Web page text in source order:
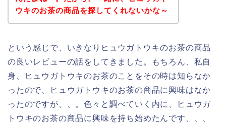
ウキのお茶の商品を探してくれないかな～
という感じで、いきなりヒュウガトウキのお茶の商品
の良いレビューの話をしてきました。もちろん、私自
身、ヒュウガトウキのお茶のことをその時は知らなか
ったので、ヒュウガトウキのお茶の商品に興味はなか
ったのですが、、。色々と調べていく内に、ヒュウガ
トウキのお茶の商品に興味を持ち始めたんです、、、